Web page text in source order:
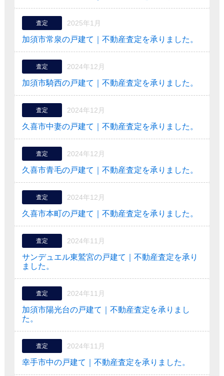
査定 2025年1月
加須市常泉の戸建て｜不動産査定を承りました。
査定 2024年12月
加須市騎西の戸建て｜不動産査定を承りました。
査定 2024年12月
久喜市中妻の戸建て｜不動産査定を承りました。
査定 2024年12月
久喜市青毛の戸建て｜不動産査定を承りました。
査定 2024年12月
久喜市本町の戸建て｜不動産査定を承りました。
査定 2024年11月
サンデュエル東鷲宮の戸建て｜不動産査定を承り
ました。
査定 2024年11月
加須市陽光台の戸建て｜不動産査定を承りまし
た。
査定 2024年11月
幸手市中の戸建て｜不動産査定を承りました。